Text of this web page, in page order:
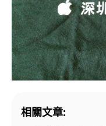
相關文章: